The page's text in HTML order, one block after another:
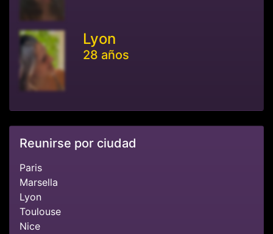
Lyon
28 años
Reunirse por ciudad
Paris
Marsella
Lyon
Toulouse
Nice